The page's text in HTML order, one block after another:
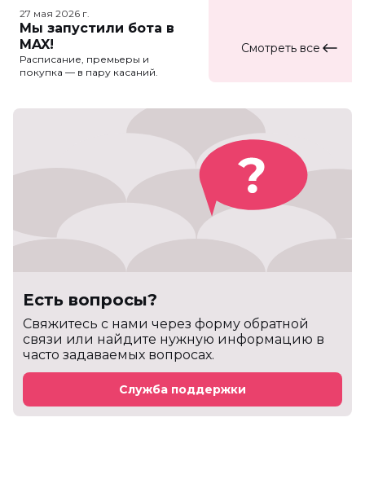
27 мая 2026 г.
Мы запустили бота в
MAX!
Расписание, премьеры и
покупка — в пару касаний.
Смотреть все
Есть вопросы?
Cвяжитесь с нами через форму обратной
связи или найдите нужную информацию в
часто задаваемых вопросах.
Служба поддержки